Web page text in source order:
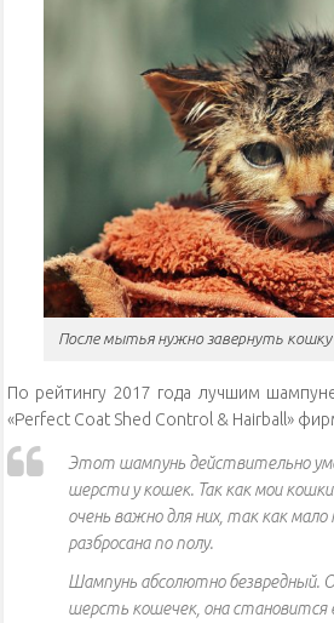
После мытья нужно завернуть
По рейтингу 2017 года лучшим
«Perfect Coat Shed Control & Hairball»
Этот шампунь действительно
шерсти у кошек. Так как мои
очень важно для них, так как
разбросана по полу.
Шампунь абсолютно
шерсть кошечек, она становится